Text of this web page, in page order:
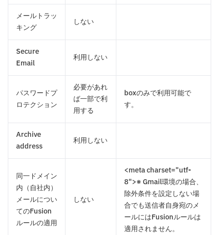
メールトラッ
キング
しない
Secure
Email
利用しない
パスワードプ
ロテクション
必要があれ
ば一部で利
用する
boxのみで利用可能で
す。
Archive
address
利用しない
同一ドメイン
内（自社内）
メールについ
てのFusion
ルールの適用
しない
<meta charset="utf-
8">※ Gmail環境の場合、
除外条件を設定しない場
合でも送信者自身宛のメ
ールにはFusionルールは
適用されません。